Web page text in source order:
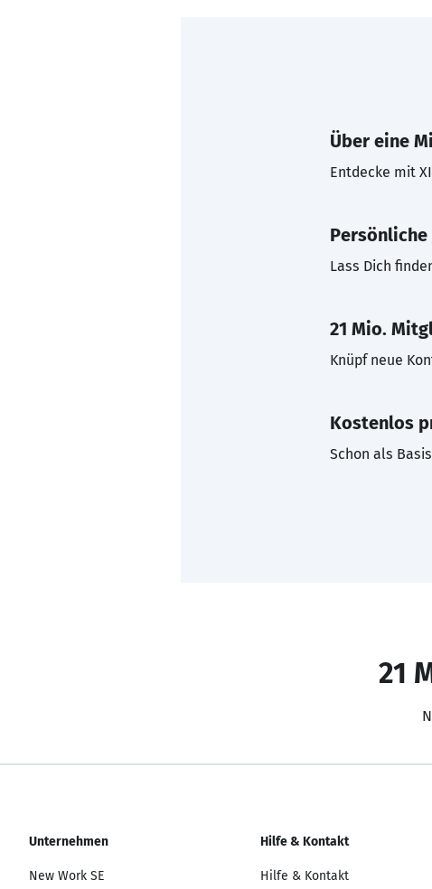
Über eine
Entdecke mit
Lass Dich
21 Mio.
Knüpf neue
Kostenlos
Schon als
21
Unternehmen
New Work SE
Hilfe & Kontakt
Hilfe & Kontakt